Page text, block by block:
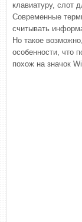
клавиатуру, слот
Современные
считывать
Но такое
особенности, что
похож на значок